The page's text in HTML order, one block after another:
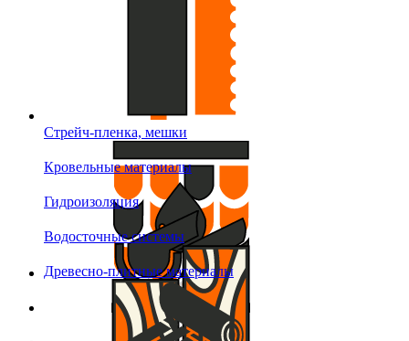
Стрейч-пленка, мешки
Кровельные материалы
Гидроизоляция
Водосточные системы
Древесно-плитные материалы